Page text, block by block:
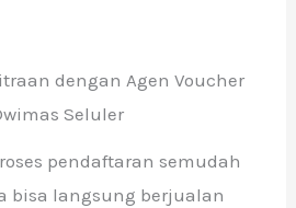
dengan Agen Voucher
Seluler
pendaftaran semudah
bisa langsung berjualan